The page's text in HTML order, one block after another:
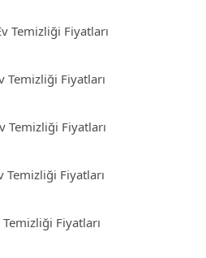
Temizliği Fiyatları
Temizliği Fiyatları
Temizliği Fiyatları
Temizliği Fiyatları
Fiyatları